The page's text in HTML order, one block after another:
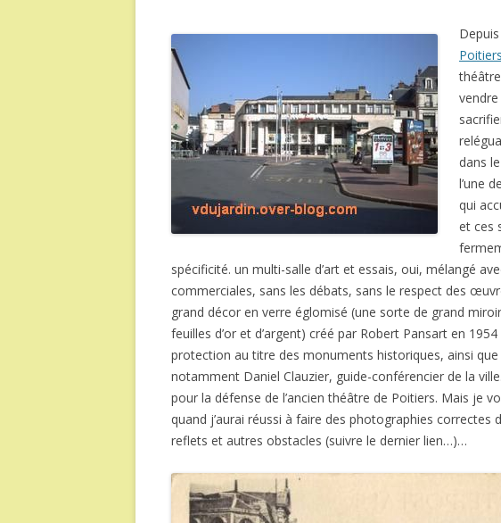
Poitiers
dans
l’une
qui
et ces
spécificité. un multi-salle d’art et essais, oui, mélangé
commerciales, sans les débats, sans le respect des
grand décor en verre églomisé (une sorte de grand
feuilles d’or et d’argent) créé par Robert Pansart en
protection au titre des monuments historiques, ainsi
notamment Daniel Clauzier, guide-conférencier de la
pour la défense de l’ancien théâtre de Poitiers. Mais je
quand j’aurai réussi à faire des photographies
reflets et autres obstacles (suivre le dernier lien…)…